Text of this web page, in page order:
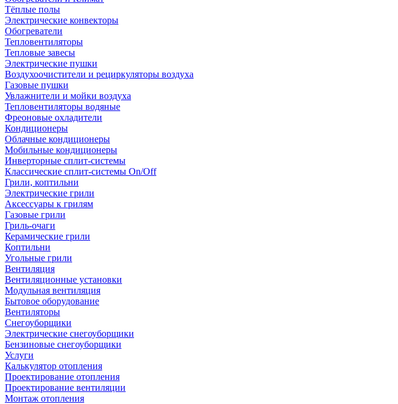
Тёплые полы
Электрические конвекторы
Обогреватели
Тепловентиляторы
Тепловые завесы
Электрические пушки
Воздухоочистители и рециркуляторы воздуха
Газовые пушки
Увлажнители и мойки воздуха
Тепловентиляторы водяные
Фреоновые охладители
Кондиционеры
Облачные кондиционеры
Мобильные кондиционеры
Инверторные сплит-системы
Классические сплит-системы On/Off
Грили, коптильни
Электрические грили
Аксессуары к грилям
Газовые грили
Гриль-очаги
Керамические грили
Коптильни
Угольные грили
Вентиляция
Вентиляционные установки
Модульная вентиляция
Бытовое оборудование
Вентиляторы
Снегоуборщики
Электрические снегоуборщики
Бензиновые снегоуборщики
Услуги
Калькулятор отопления
Проектирование отопления
Проектирование вентиляции
Монтаж отопления